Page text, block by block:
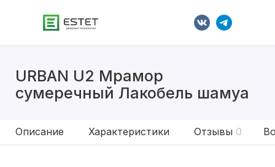
URBAN U2 Мрамор
сумеречный Лакобель шамуа
Описание Характеристики Отзывы 0